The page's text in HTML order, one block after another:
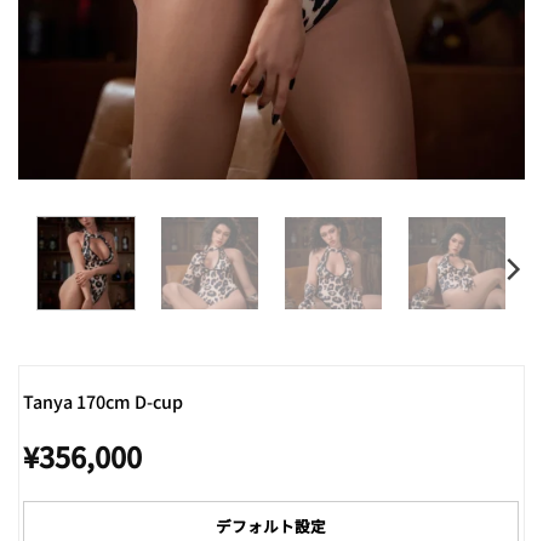
Tanya 170cm D-cup
¥356,000
デフォルト設定